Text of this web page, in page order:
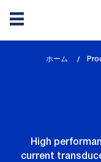
ホーム
High
current